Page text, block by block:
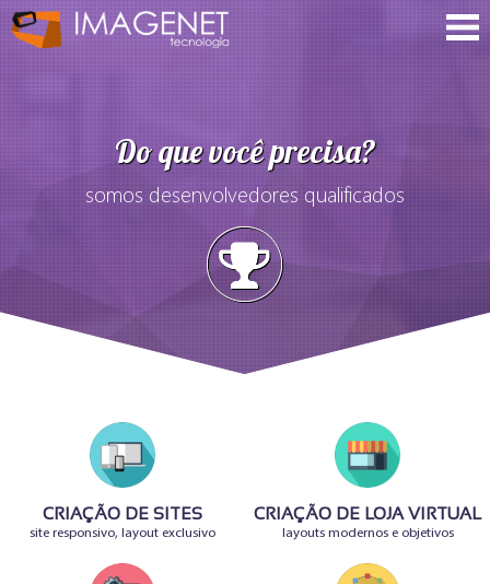
Do que você precisa?
somos desenvolvedores qualificados
CRIAÇÃO DE SITES
site responsivo, layout exclusivo
CRIAÇÃO DE LOJA VIRTUAL
layouts modernos e objetivos